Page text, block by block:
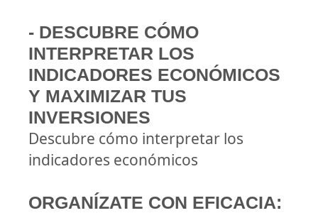
- DESCUBRE CÓMO
INTERPRETAR LOS
INDICADORES ECONÓMICOS
Y MAXIMIZAR TUS
INVERSIONES
Descubre cómo interpretar los
indicadores económicos
ORGANÍZATE CON EFICACIA: